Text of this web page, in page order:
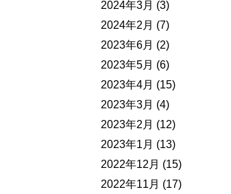
2024年3月 (3)
2024年2月 (7)
2023年6月 (2)
2023年5月 (6)
2023年4月 (15)
2023年3月 (4)
2023年2月 (12)
2023年1月 (13)
2022年12月 (15)
2022年11月 (17)